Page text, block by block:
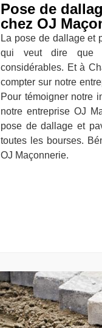
Pose de
chez OJ
La pose de dallage et
qui veut dire que
considérables. Et à
compter sur notre
Pour témoigner notre
notre entreprise OJ
pose de dallage et
toutes les bourses.
OJ Maçonnerie.